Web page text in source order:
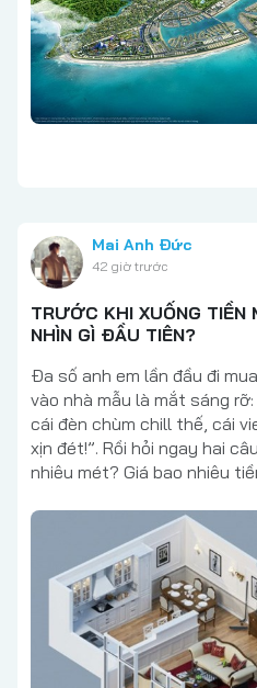
Mai Anh Đức
42 giờ trước
TRƯỚC KHI XUỐNG TIỀN
NHÌN GÌ ĐẦU TIÊN?
Đa số anh em lần đầu đi
vào nhà mẫu là mắt sáng
cái đèn chùm chill thế, cái
xịn đét!”. Rồi hỏi ngay hai
nhiêu mét? Giá bao nhiêu